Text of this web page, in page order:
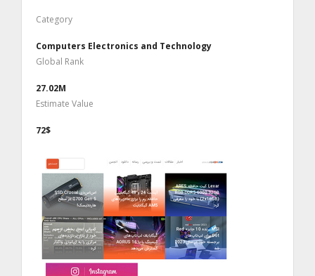
Category
Computers Electronics and Technology
Global Rank
27.02M
Estimate Value
72$